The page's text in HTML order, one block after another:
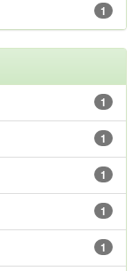
1
1
1
1
1
1